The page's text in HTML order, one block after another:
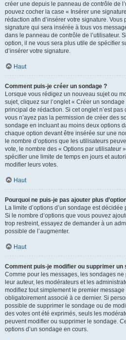
créer une depuis le panneau de contrôle de
pouvez cocher la case « Insérer une
rédaction afin d’insérer votre signature.
signature qui sera insérée à tous vos
dans le panneau de contrôle de l’utilisateur.
option, il ne vous sera plus utile de spécifier
d’insérer votre signature.
Haut
Comment puis-je créer un sondage ?
Lorsque vous rédigez un nouveau sujet ou
sujet, cliquez sur l’onglet « Créer un
principal de rédaction. Si cet onglet n’est
vous n’ayez pas la permission de créer des
sondage en incluant au moins deux options
chaque option devant être insérée sur une
le nombre d’options que les utilisateurs
vote, le nombre des « Options par utilisateur
spécifier une limite de temps en jours et
modifier leurs votes.
Haut
Pourquoi ne puis-je pas ajouter plus
La limite d’options d’un sondage est
Si le nombre d’options que vous pouvez
trop restreint, essayez de demander à un
possible de l’augmenter.
Haut
Comment puis-je modifier ou supprimer un
Comme pour les messages, les sondages
leur auteur, les modérateurs et les
modifiez tout simplement le premier
obligatoirement associé à ce dernier. Si
possible de supprimer le sondage ou de
des votes ont été exprimés, seuls les
peuvent modifier ou supprimer le sondage.
options d’un sondage en cours.